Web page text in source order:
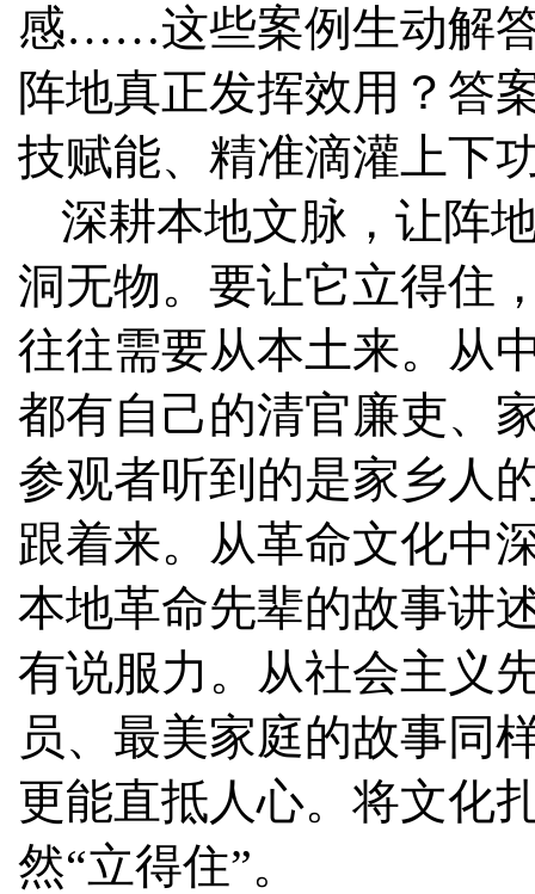
感……这些案例生动解
阵地真正发挥效用？答
技赋能、精准滴灌上下
深耕本地文脉，让阵
洞无物。要让它立得住
往往需要从本土来。从
都有自己的清官廉吏、
参观者听到的是家乡人
跟着来。从革命文化中
本地革命先辈的故事讲
有说服力。从社会主义
员、最美家庭的故事同
更能直抵人心。将文化
然“立得住”。